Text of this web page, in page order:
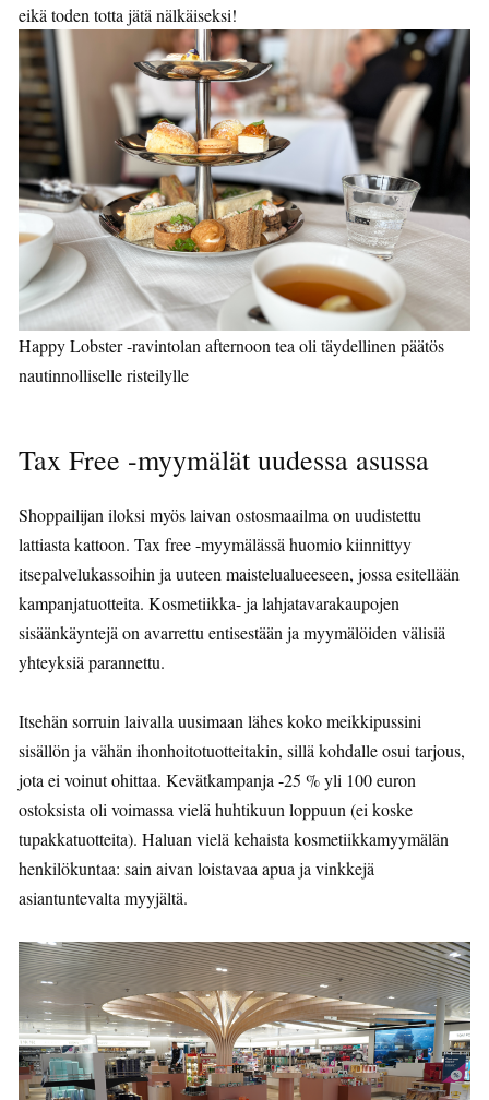
eikä toden totta jätä nälkäiseksi!
Happy Lobster -ravintolan afternoon tea oli täydellinen päätös
nautinnolliselle risteilylle
Tax Free -myymälät uudessa asussa
Shoppailijan iloksi myös laivan ostosmaailma on uudistettu
lattiasta kattoon. Tax free -myymälässä huomio kiinnittyy
itsepalvelukassoihin ja uuteen maistelualueeseen, jossa esitellään
kampanjatuotteita. Kosmetiikka- ja lahjatavarakaupojen
sisäänkäyntejä on avarrettu entisestään ja myymälöiden välisiä
yhteyksiä parannettu.
Itsehän sorruin laivalla uusimaan lähes koko meikkipussini
sisällön ja vähän ihonhoitotuotteitakin, sillä kohdalle osui tarjous,
jota ei voinut ohittaa. Kevätkampanja -25 % yli 100 euron
ostoksista oli voimassa vielä huhtikuun loppuun (ei koske
tupakkatuotteita). Haluan vielä kehaista kosmetiikkamyymälän
henkilökuntaa: sain aivan loistavaa apua ja vinkkejä
asiantuntevalta myyjältä.